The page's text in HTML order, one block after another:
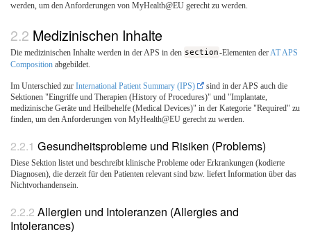
werden, um den Anforderungen von MyHealth@EU gerecht zu werden.
Medizinischen Inhalte
Die medizinischen Inhalte werden in der APS in den section-Elementen der AT APS
Composition abgebildet.
Im Unterschied zur International Patient Summary (IPS)
sind in der APS auch die
Sektionen "Eingriffe und Therapien (History of Procedures)" und "Implantate,
medizinische Geräte und Heilbehelfe (Medical Devices)" in der Kategorie "Required" zu
finden, um den Anforderungen von MyHealth@EU gerecht zu werden.
Gesundheitsprobleme und Risiken (Problems)
Diese Sektion listet und beschreibt klinische Probleme oder Erkrankungen (kodierte
Diagnosen), die derzeit für den Patienten relevant sind bzw. liefert Information über das
Nichtvorhandensein.
Allergien und Intoleranzen (Allergies and
Intolerances)